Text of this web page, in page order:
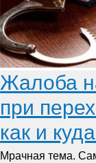
Жалоба
при
как и
Мрачная тема.